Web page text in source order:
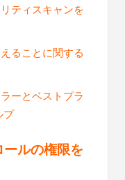
ティスキャンを
ることに関する
ーとベストプラ
プ
ルの権限を